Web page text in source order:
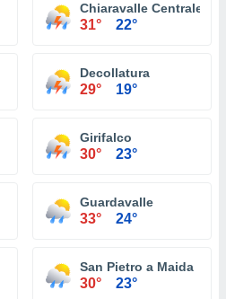
Chiaravalle Centrale
31° 22°
Decollatura
29° 19°
Girifalco
30° 23°
Guardavalle
33° 24°
San Pietro a Maida
30° 23°